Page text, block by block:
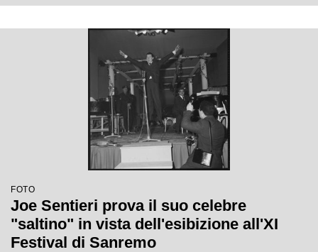
FOTO
Joe Sentieri prova il suo celebre
"saltino" in vista dell'esibizione all'XI
Festival di Sanremo